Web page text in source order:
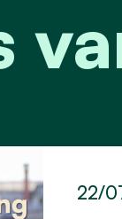
22/